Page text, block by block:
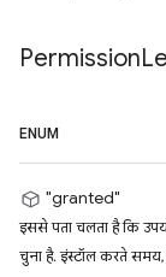
Permission
ENUM
"granted"
इससे पता चलता है कि
चुना है. इंस्टॉल करते समय,